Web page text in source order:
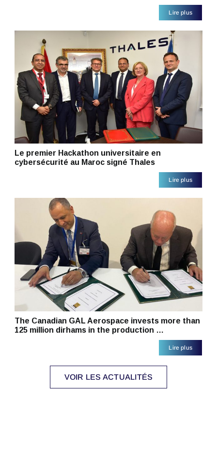
Lire plus
Le premier Hackathon universitaire en
cybersécurité au Maroc signé Thales
Lire plus
The Canadian GAL Aerospace invests more than
125 million dirhams in the production …
Lire plus
VOIR LES ACTUALITÉS